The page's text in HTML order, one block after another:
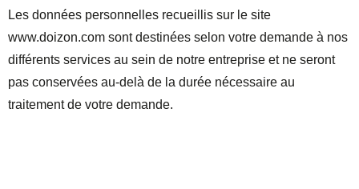
Les données personnelles recueillis sur le site
www.doizon.com sont destinées selon votre demande à nos
différents services au sein de notre entreprise et ne seront
pas conservées au-delà de la durée nécessaire au
traitement de votre demande.